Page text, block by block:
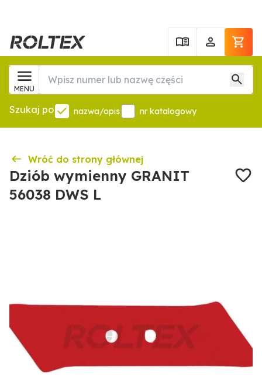
MENU
Szukaj po nazwa/opis nr katalogowy
Wróć do strony głównej
Dziób wymienny GRANIT
56038 DWS L